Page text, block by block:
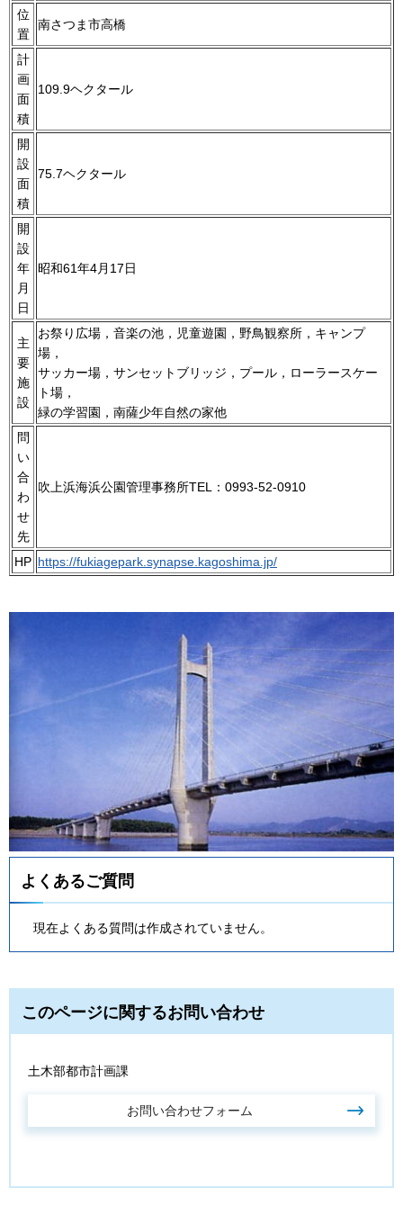
位
置
南さつま市高橋
計
画
面
積
109.9ヘクタール
開
設
面
積
75.7ヘクタール
開
設
年
月
日
昭和61年4月17日
主
要
施
設
お祭り広場，音楽の池，児童遊園，野鳥観察所，キャンプ
場，
サッカー場，サンセットブリッジ，プール，ローラースケー
ト場，
緑の学習園，南薩少年自然の家他
問
い
合
わ
せ
先
吹上浜海浜公園管理事務所TEL：0993-52-0910
HP https://fukiagepark.synapse.kagoshima.jp/
よくあるご質問
現在よくある質問は作成されていません。
このページに関するお問い合わせ
土木部都市計画課